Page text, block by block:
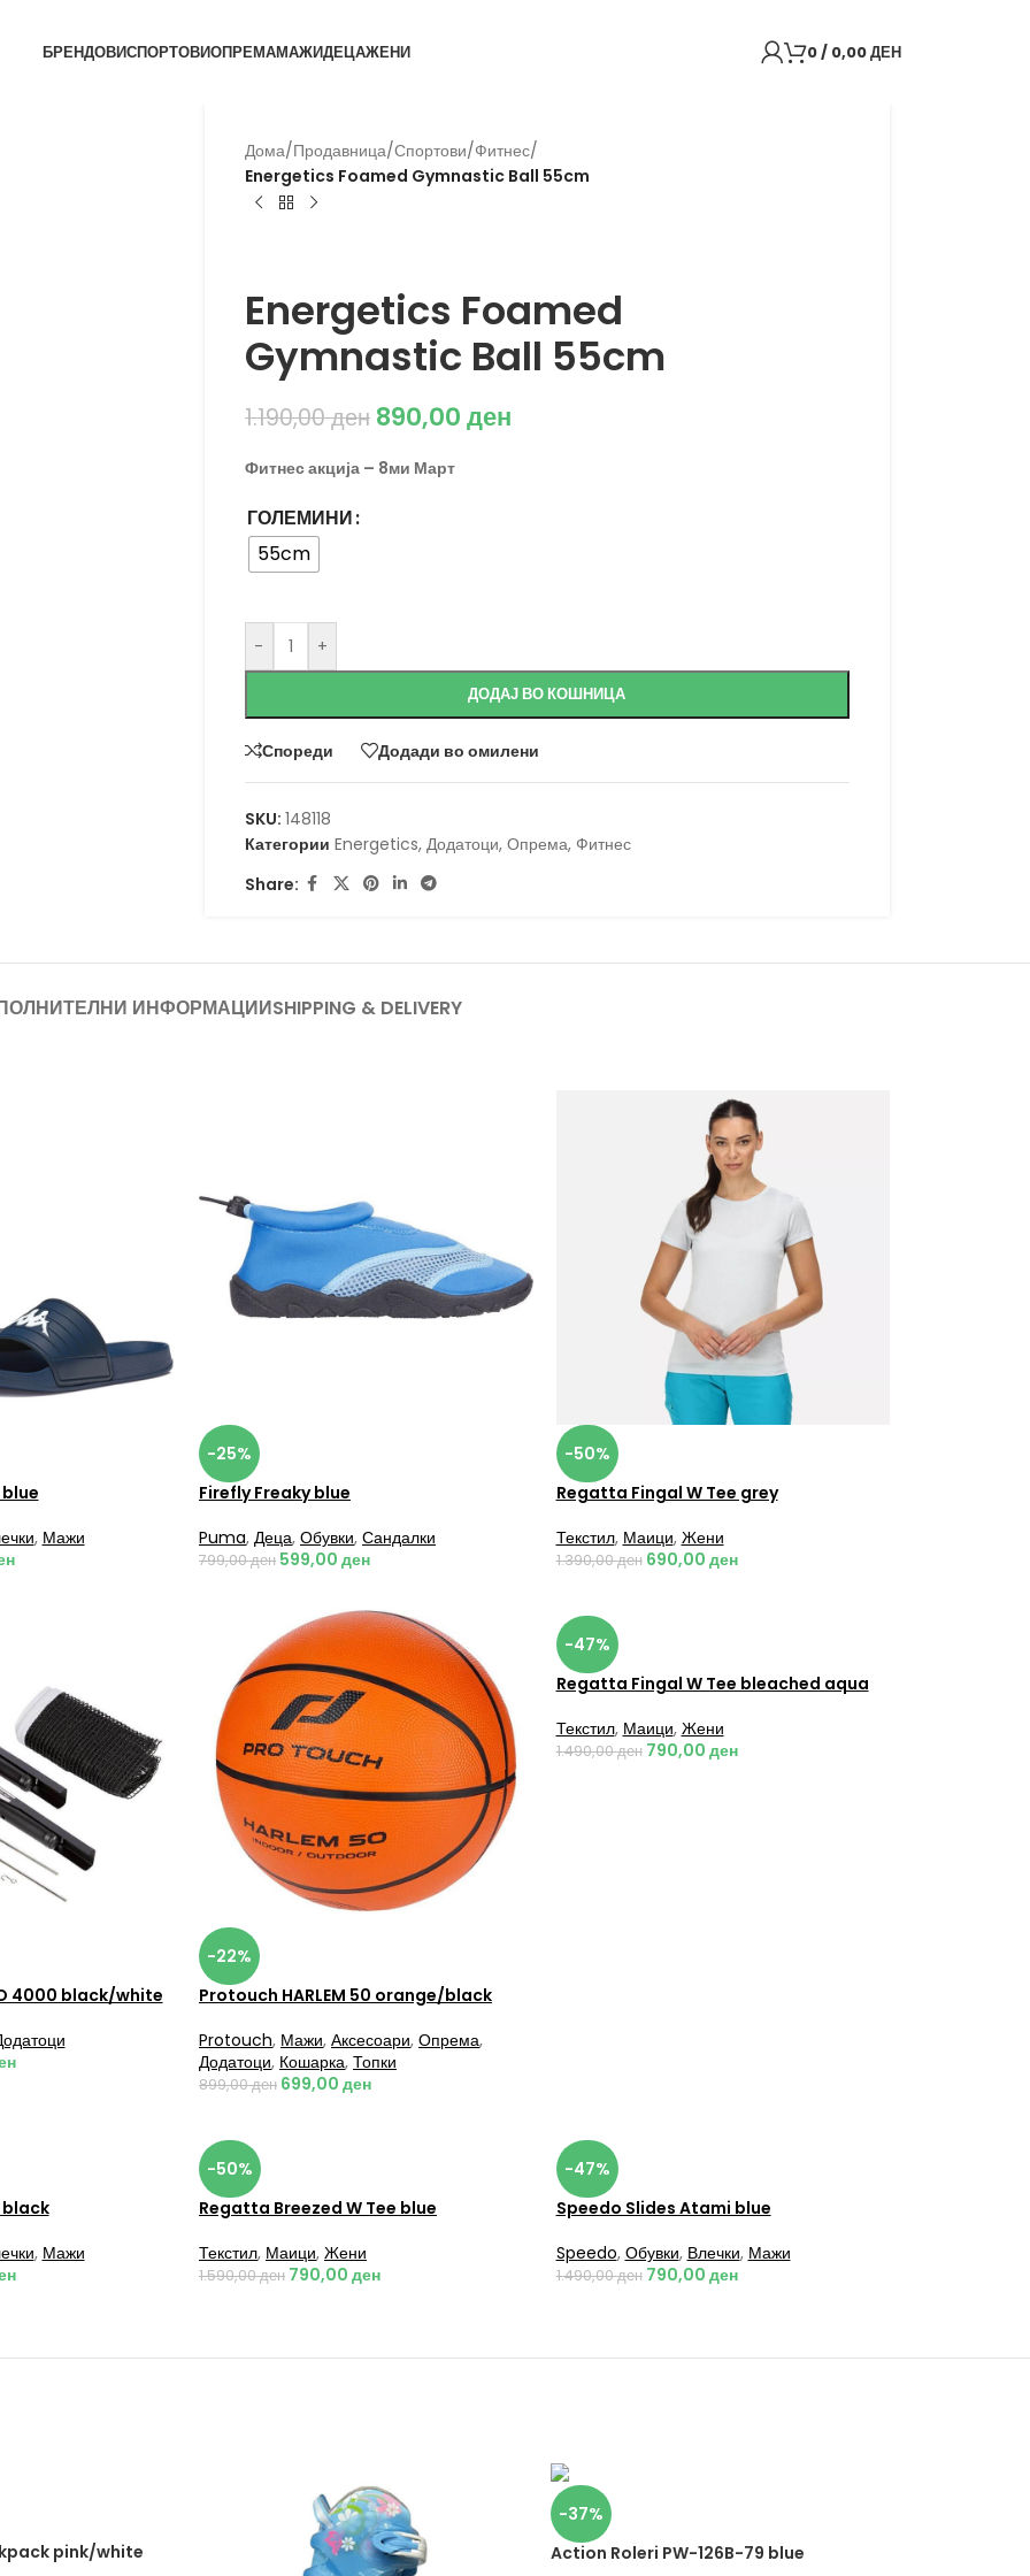
БРЕНДОВИСПОРТОВИОПРЕМАМАЖИДЕЦАЖЕНИ 0/ 0,00ДЕН
Дома/Продавница/Спортови/Фитнес/
Energetics Foamed Gymnastic Ball 55cm
Energetics Foamed
Gymnastic Ball 55cm
1.190,00ден 890,00ден
Фитнес акција – 8ми Март
ГОЛЕМИНИ
55cm
- +
ДОДАЈ ВО КОШНИЦА
Спореди Додади во омилени
SKU: 148118
Категории Energetics, Додатоци, Опрема, Фитнес
Share:
ИНФОРМАЦИИSHIPPING & DELIVERY
, Мажи
-25%
Firefly Freaky blue
Puma, Деца, Обувки, Сандалки
799,00ден 599,00 ден
-50%
Regatta Fingal W Tee grey
Текстил, Маици, Жени
1.390,00ден 690,00 ден
4000 black/white
-22%
Protouch HARLEM 50 orange/black
Protouch, Мажи, Аксесоари, Опрема,
Додатоци, Кошарка, Топки
899,00ден 699,00 ден
-47%
Regatta Fingal W Tee bleached aqua
Текстил, Маици, Жени
1.490,00ден 790,00 ден
black
, Мажи
-50%
Regatta Breezed W Tee blue
Текстил, Маици, Жени
1.590,00ден 790,00 ден
-47%
Speedo Slides Atami blue
Speedo, Обувки, Влечки, Мажи
1.490,00ден 790,00 ден
pink/white
-37%
Action Roleri PW-126B-79 blue